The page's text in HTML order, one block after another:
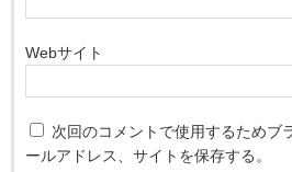
Webサイト
次回のコメントで使用するためブ
ールアドレス、サイトを保存する。